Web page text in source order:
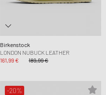
Birkenstock
LONDON NUBUCK LEATHER
161,99 €
189,99 €
-20%